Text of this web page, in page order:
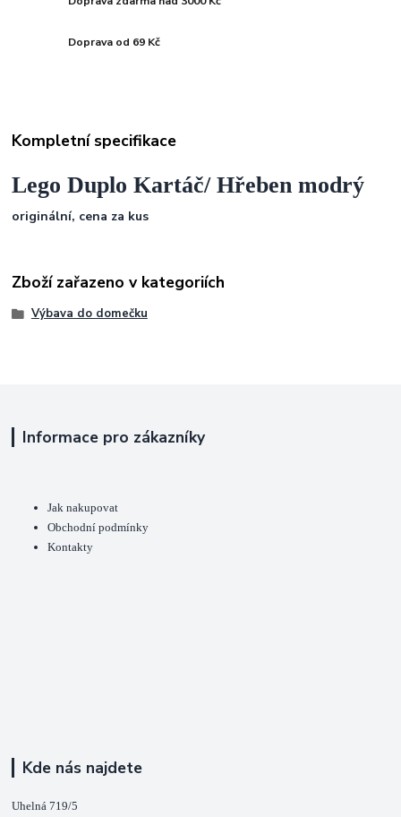
Doprava od 69 Kč
Kompletní specifikace
Lego Duplo Kartáč/ Hřeben modrý
originální, cena za kus
Zboží zařazeno v kategoriích
Výbava do domečku
Informace pro zákazníky
Jak nakupovat
Obchodní podmínky
Kontakty
Kde nás najdete
Uhelná 719/5